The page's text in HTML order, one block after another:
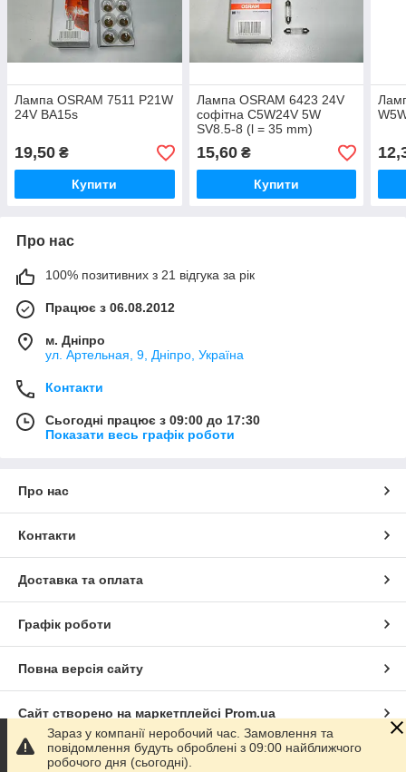
Лампа OSRAM 7511 P21W
24V ВА15s
19,50 ₴
Купити
Лампа OSRAM 6423 24V
софітна C5W24V 5W
SV8.5-8 (l = 35 mm)
15,60₴
Купити
Про нас
100% позитивних з 21 відгука за рік
Працює з 06.08.2012
м. Дніпро
ул. Артельная, 9, Дніпро, Україна
Контакти
Сьогодні працює з 09:00 до 17:30
Показати весь графік роботи
Про нас
Контакти
Доставка та оплата
Графік роботи
Повна версія сайту
Сайт створено на маркетплейсі Prom.ua
Політика конфіденційності
Зараз у компанії неробочий час. Замовлення та
повідомлення будуть оброблені з 09:00 найближчого
робочого дня (сьогодні).